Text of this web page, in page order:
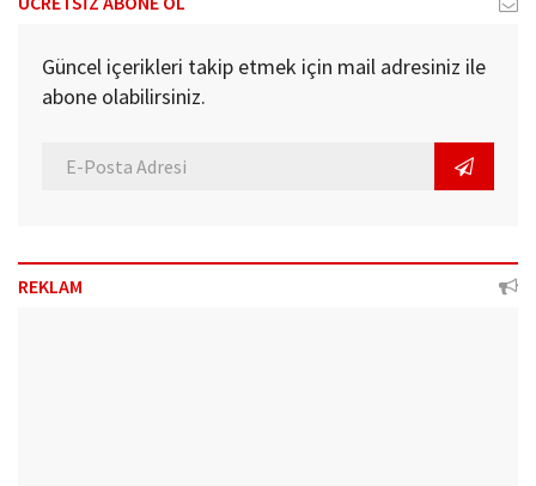
Güncel içerikleri takip etmek için mail adresiniz ile
abone olabilirsiniz.
REKLAM